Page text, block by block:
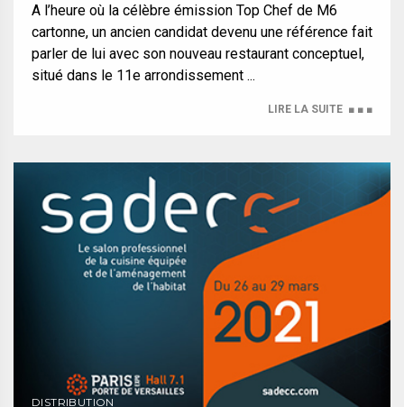
A l’heure où la célèbre émission Top Chef de M6
cartonne, un ancien candidat devenu une référence fait
parler de lui avec son nouveau restaurant conceptuel,
situé dans le 11e arrondissement ...
LIRE LA SUITE ■ ■ ■
DISTRIBUTION